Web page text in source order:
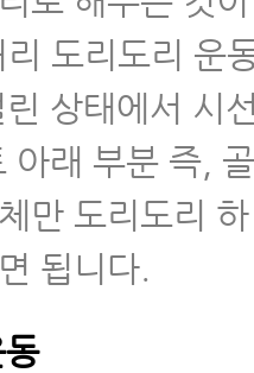
동 10.모커리 슈
크와 허리디스크
추관협착증 MRI
- 허리디스크에
?
도리도리 운
상태에서 시
아래 부분 즉,
만 도리도리
됩니다.